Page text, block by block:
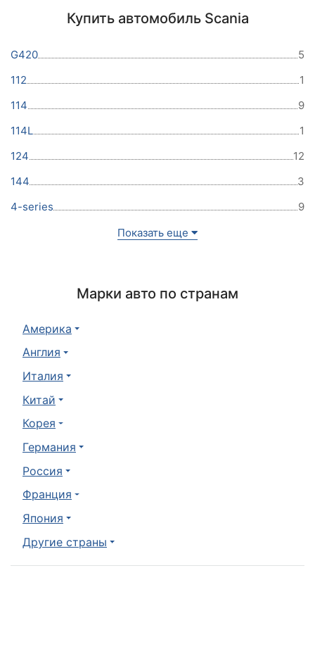
Купить автомобиль Scania
G420
5
112
1
114
9
114L
1
124
12
144
3
4-series
9
Показать еще
Марки авто по странам
Америка
Англия
Италия
Китай
Корея
Германия
Россия
Франция
Япония
Другие страны